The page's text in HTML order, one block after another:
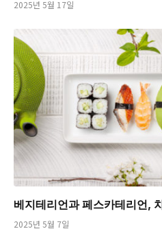
2025년 5월 17일
베지테리언과 페스카테리언,
2025년 5월 7일